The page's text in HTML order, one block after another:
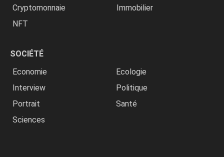
Cryptomonnaie
Immobilier
NFT
SOCIÉTÉ
Economie
Ecologie
Interview
Politique
Portrait
Santé
Sciences